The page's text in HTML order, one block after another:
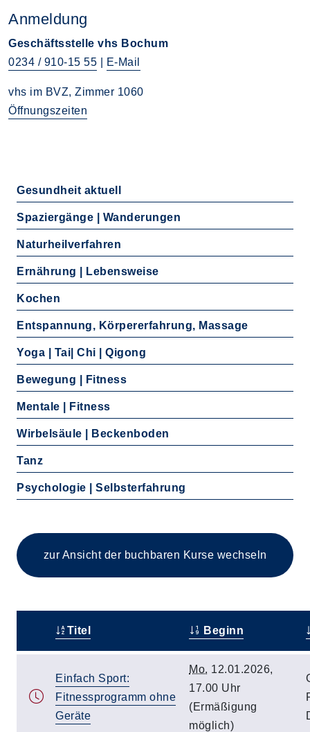
Anmeldung
Geschäftsstelle vhs Bochum
0234 / 910-15 55
E-Mail
vhs im BVZ, Zimmer 1060
Öffnungszeiten
Gesundheit aktuell
Spaziergänge | Wanderungen
Naturheilverfahren
Ernährung | Lebensweise
Kochen
Entspannung, Körpererfahrung, Massage
Yoga | Tai| Chi | Qigong
Bewegung | Fitness
Mentale | Fitness
Wirbelsäule | Beckenboden
Tanz
Psychologie | Selbsterfahrung
zur Ansicht der buchbaren Kurse wechseln
Titel Beginn
Einfach Sport:
Fitnessprogramm ohne
Geräte
Mo. 12.01.2026,
17.00 Uhr
(Ermäßigung
möglich)